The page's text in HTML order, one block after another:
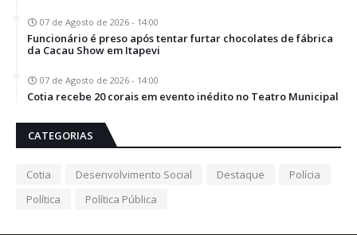
07 de Agosto de 2026 - 14:00
Funcionário é preso após tentar furtar chocolates de fábrica
da Cacau Show em Itapevi
07 de Agosto de 2026 - 14:00
Cotia recebe 20 corais em evento inédito no Teatro Municipal
CATEGORIAS
Cotia Desenvolvimento Social Destaque
Polícia
Política
Política Pública